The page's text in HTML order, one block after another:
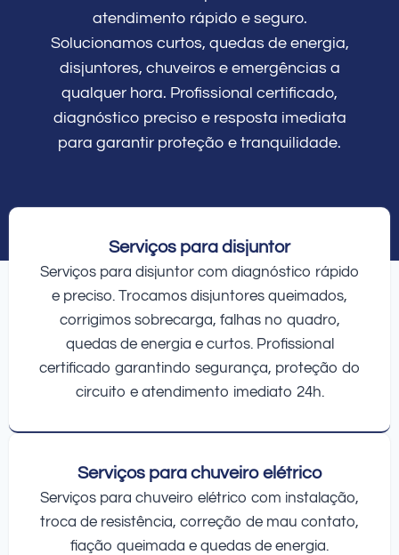
atendimento rápido e seguro.
Solucionamos curtos, quedas de energia,
disjuntores, chuveiros e emergências a
qualquer hora. Profissional certificado,
diagnóstico preciso e resposta imediata
para garantir proteção e tranquilidade.
Serviços para disjuntor
Serviços para disjuntor com diagnóstico rápido
e preciso. Trocamos disjuntores queimados,
corrigimos sobrecarga, falhas no quadro,
quedas de energia e curtos. Profissional
certificado garantindo segurança, proteção do
circuito e atendimento imediato 24h.
Serviços para chuveiro elétrico
Serviços para chuveiro elétrico com instalação,
troca de resistência, correção de mau contato,
fiação queimada e quedas de energia.